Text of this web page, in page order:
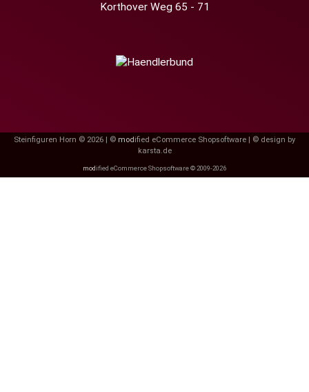
Korthover Weg 65 - 71
Steinfiguren Horn © 2026 | © modified eCommerce Shopsoftware | © design by
karsta.de
modified eCommerce Shopsoftware © 2009-2026